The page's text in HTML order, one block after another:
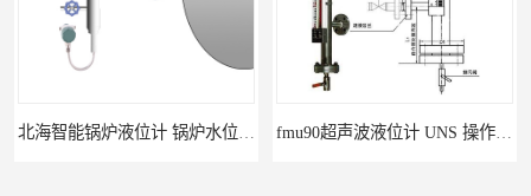
北海智能锅炉液位计 锅炉水位计厂商 自动适应自动校准 fmu90超声波液位计 UNS 操作简单